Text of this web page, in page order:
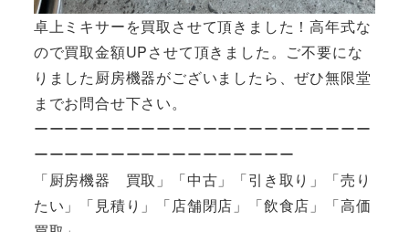
卓上ミキサーを買取させて頂きました！高年式な
ので買取金額UPさせて頂きました。ご不要にな
りました厨房機器がございましたら、ぜひ無限堂
までお問合せ下さい。
ーーーーーーーーーーーーーーーーーーーーーー
ーーーーーーーーーーーーーーーーー
「厨房機器 買取」「中古」「引き取り」「売り
たい」「見積り」「店舗閉店」「飲食店」「高価